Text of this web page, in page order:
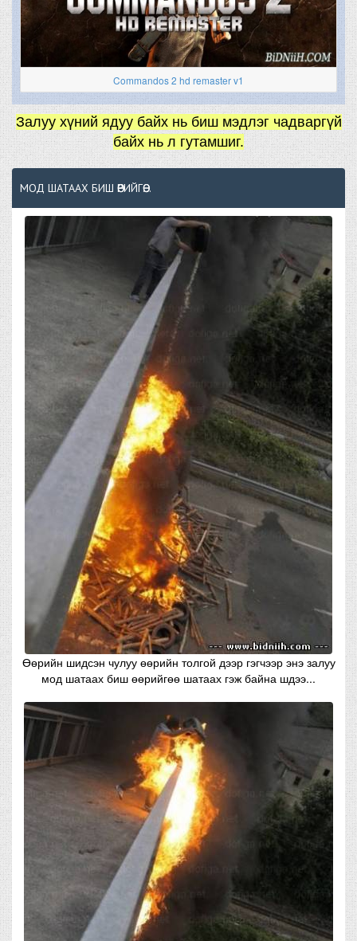
Commandos 2 hd remaster v1
Залуу хүний ядуу байх нь биш мэдлэг чадваргүй
байх нь л гутамшиг.
МОД ШАТААХ БИШ ӨӨРИЙГӨӨ...
Өөрийн шидсэн чулуу өөрийн толгой дээр гэгчээр энэ залуу
мод шатаах биш өөрийгөө шатаах гэж байна шдээ...